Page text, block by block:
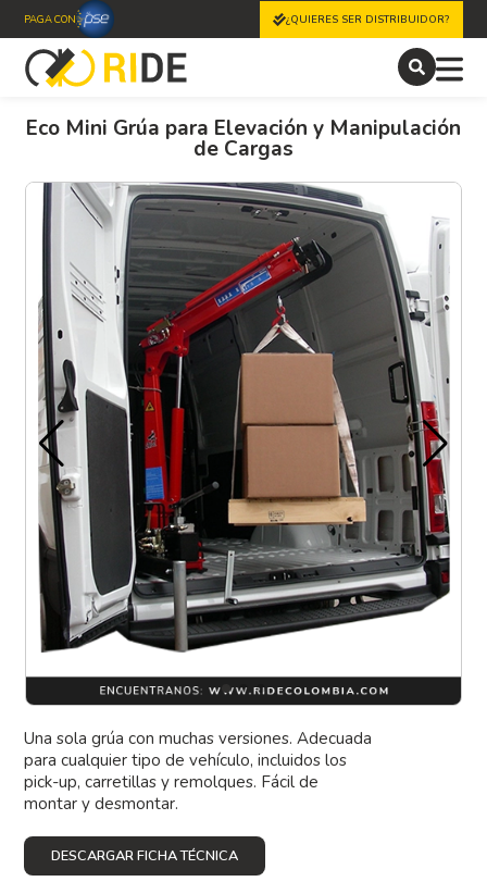
PAGA CON ¿QUIERES SER DISTRIBUIDOR?
Eco Mini Grúa para Elevación y Manipulación
de Cargas
Una sola grúa con muchas versiones. Adecuada
para cualquier tipo de vehículo, incluidos los
pick-up, carretillas y remolques. Fácil de
montar y desmontar.
DESCARGAR FICHA TÉCNICA